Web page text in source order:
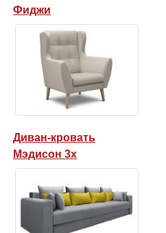
Фиджи
Диван-кровать
Мэдисон 3х